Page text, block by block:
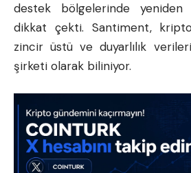
destek bölgelerinde yeniden
dikkat çekti. Santiment,
zincir üstü ve duyarlılık
şirketi olarak biliniyor.